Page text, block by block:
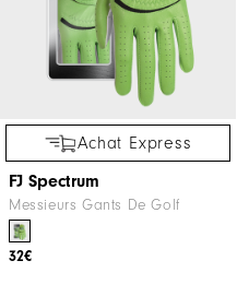
Achat Express
FJ Spectrum
Messieurs Gants De Golf
32€